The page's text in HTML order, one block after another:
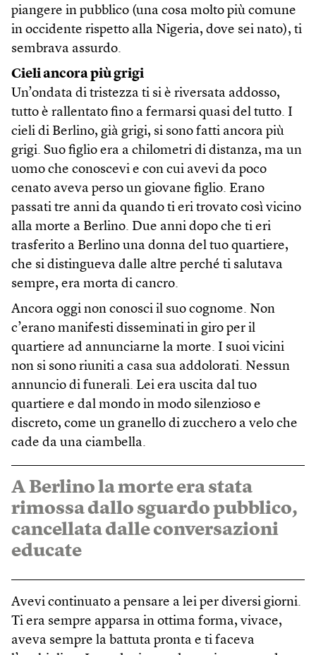
piangere in pubblico (una cosa molto più comune
in occidente rispetto alla Nigeria, dove sei nato), ti
sembrava assurdo.
Cieli ancora più grigi
Un’ondata di tristezza ti si è riversata addosso,
tutto è rallentato fino a fermarsi quasi del tutto. I
cieli di Berlino, già grigi, si sono fatti ancora più
grigi. Suo figlio era a chilometri di distanza, ma un
uomo che conoscevi e con cui avevi da poco
cenato aveva perso un giovane figlio. Erano
passati tre anni da quando ti eri trovato così vicino
alla morte a Berlino. Due anni dopo che ti eri
trasferito a Berlino una donna del tuo quartiere,
che si distingueva dalle altre perché ti salutava
sempre, era morta di cancro.
Ancora oggi non conosci il suo cognome. Non
c’erano manifesti disseminati in giro per il
quartiere ad annunciarne la morte. I suoi vicini
non si sono riuniti a casa sua addolorati. Nessun
annuncio di funerali. Lei era uscita dal tuo
quartiere e dal mondo in modo silenzioso e
discreto, come un granello di zucchero a velo che
cade da una ciambella.
A Berlino la morte era stata
rimossa dallo sguardo pubblico,
cancellata dalle conversazioni
educate
Avevi continuato a pensare a lei per diversi giorni.
Ti era sempre apparsa in ottima forma, vivace,
aveva sempre la battuta pronta e ti faceva